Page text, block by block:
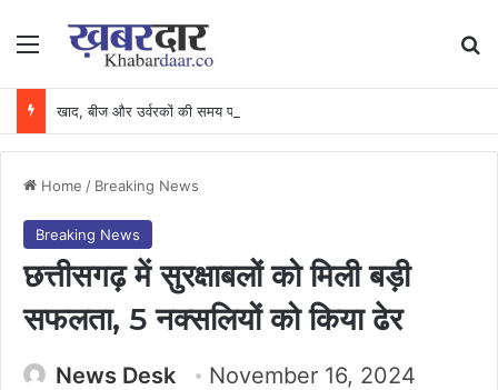
Menu
Home / Breaking News
Breaking News
छत्तीसगढ़ में सुरक्षाबलों को मिली बड़ी
सफलता, 5 नक्सलियों को किया ढेर
News Desk
November 16, 2024